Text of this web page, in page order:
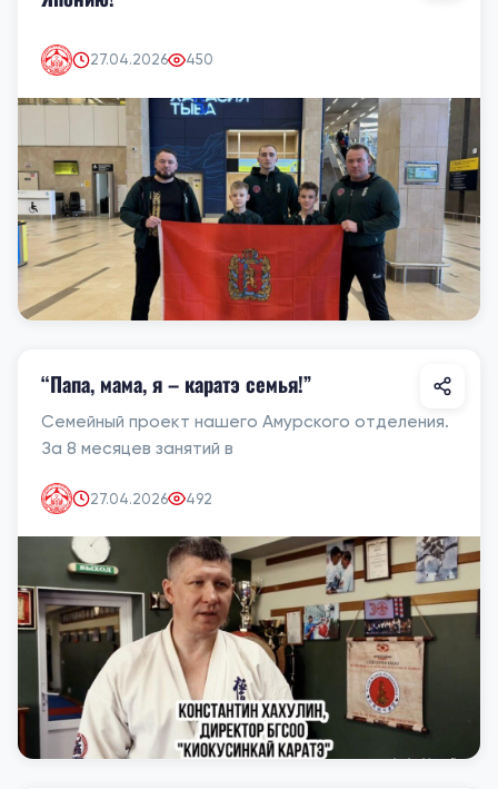
27.04.2026 450
“Папа, мама, я – каратэ семья!”
Семейный проект нашего Амурского отделения.
За 8 месяцев занятий в
27.04.2026 492